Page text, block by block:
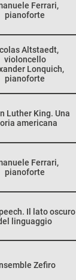
Ferrari,
pianoforte
Altstaedt,
violoncello
Lonquich,
pianoforte
Luther King. Una
americana
Ferrari,
pianoforte
Il lato oscuro
linguaggio
Zefiro